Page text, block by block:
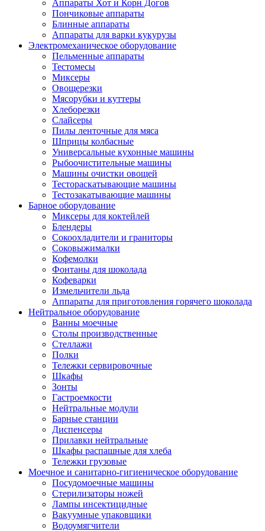
Аппараты Хот и Корн Догов
Пончиковые аппараты
Блинные аппараты
Аппараты для варки кукурузы
Электромеханическое оборудование
Пельменные аппараты
Тестомесы
Миксеры
Овощерезки
Мясорубки и куттеры
Хлеборезки
Слайсеры
Пилы ленточные для мяса
Шприцы колбасные
Универсальные кухонные машины
Рыбоочистительные машины
Машины очистки овощей
Тестораскатывающие машины
Тестозакатывающие машины
Барное оборудование
Миксеры для коктейлей
Блендеры
Сокоохладители и граниторы
Соковыжималки
Кофемолки
Фонтаны для шоколада
Кофеварки
Измельчители льда
Аппараты для приготовления горячего шоколада
Нейтральное оборудование
Ванны моечные
Столы производственные
Стеллажи
Полки
Тележки сервировочные
Шкафы
Зонты
Гастроемкости
Нейтральные модули
Барные станции
Диспенсеры
Прилавки нейтральные
Шкафы распашные для хлеба
Тележки грузовые
Моечное и санитарно-гигиеническое оборудование
Посудомоечные машины
Стерилизаторы ножей
Лампы инсектицидные
Вакуумные упаковщики
Водоумягчители